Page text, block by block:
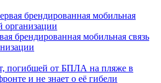
брендированная мобильная связь